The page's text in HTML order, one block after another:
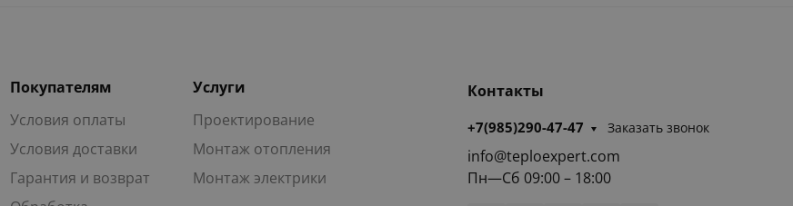
Покупателям
Условия оплаты
Условия доставки
Гарантия и возврат
Услуги
Проектирование
Монтаж отопления
Монтаж электрики
Контакты
+7(985)290-47-47 Заказать звонок
info@teploexpert.com
Пн—Сб 09:00 – 18:00